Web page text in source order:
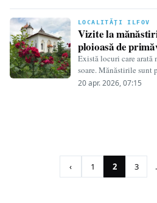
LOCALITĂȚI ILFOV
Vizite la
ploioasă de
Există locuri care arată
soare. Mănăstirile sunt
în orice…
20 apr. 2026, 07:15
‹ 1 2 3